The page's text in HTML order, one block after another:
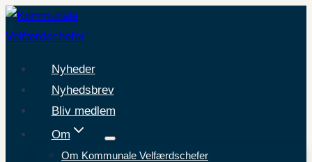
Fortsæt
til
Nyheder
Nyhedsbrev
Bliv medlem
Om
Om Kommunale Velfærdschefer